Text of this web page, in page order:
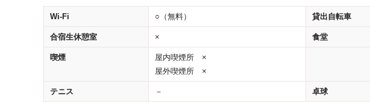
Wi-Fi ○（無料） 貸出自転車
合宿生休憩室 × 食堂
喫煙
屋内喫煙所 ×
屋外喫煙所 ×
テニス － 卓球